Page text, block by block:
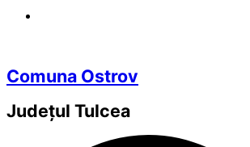
Comuna Ostrov
Județul Tulcea